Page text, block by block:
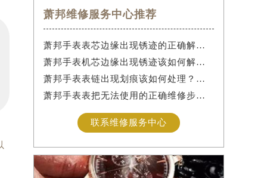
萧邦维修服务中心推荐
萧邦手表表芯边缘出现锈迹的正确解决办法是什么？
萧邦手表机芯边缘出现锈迹该如何解决？
萧邦手表表链出现划痕该如何处理？（手表表链划痕别慌）
萧邦手表表把无法使用的正确维修步骤是什么？
联系维修服务中心